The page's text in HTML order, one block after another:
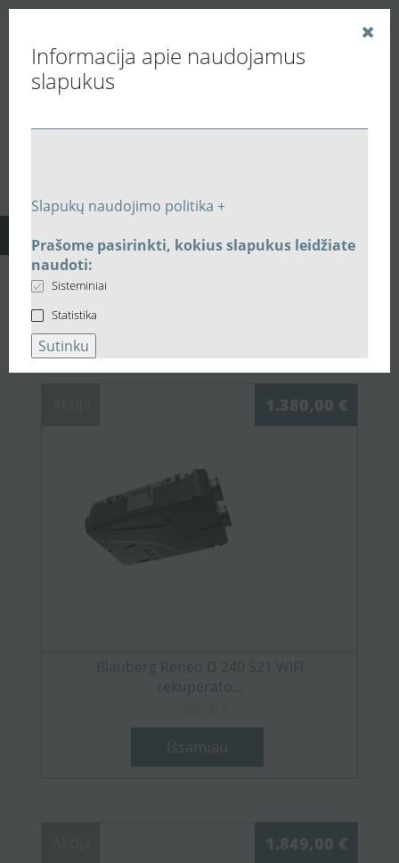
Informacija apie naudojamus
slapukus
Slapukų naudojimo politika +
Prašome pasirinkti, kokius slapukus leidžiate
naudoti:
Sisteminiai
Statistika
Sutinku
Vedinu.LT Rekuperatoriai Plokšteliniai rekuperatoriai
Plokšteliniai
rekuperatoriai
Pagal pavadinimą
1.380,00 €
Blauberg Reneo D 240 S21 WIFI
rekuperato...
Išsamiau
1.849,00 €